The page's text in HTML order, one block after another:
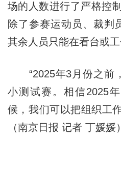
场的人数进行了严格控
除了参赛运动员、裁判
其余人员只能在看台或
“2025年3月份之前
小测试赛。相信2025
候，我们可以把组织工
（南京日报 记者 丁媛媛）